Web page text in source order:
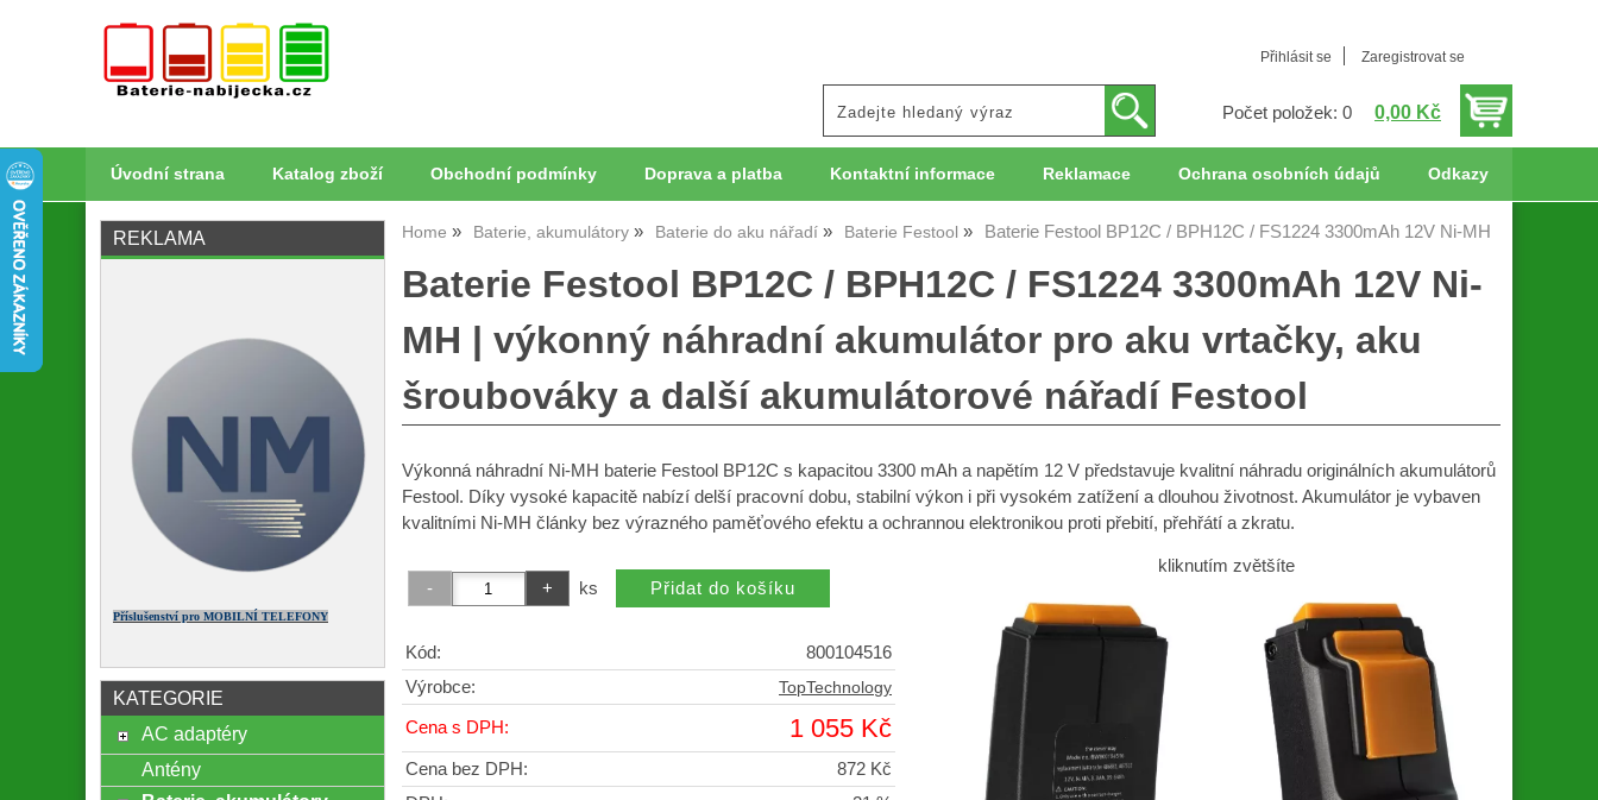
Přihlásit se Zaregistrovat se
Počet položek: 0 0,00 Kč
Úvodní strana Katalog zboží Obchodní podmínky Doprava a platba Kontaktní informace Reklamace Ochrana osobních údajů Odkazy
Home Baterie, akumulátory Baterie do aku nářadí Baterie Festool Baterie Festool BP12C / BPH12C / FS1224 3300mAh 12V Ni-MH
Baterie Festool BP12C / BPH12C / FS1224 3300mAh 12V Ni-
MH | výkonný náhradní akumulátor pro aku vrtačky, aku
šroubováky a další akumulátorové nářadí Festool
Výkonná náhradní Ni-MH baterie Festool BP12C s kapacitou 3300 mAh a napětím 12 V představuje kvalitní náhradu originálních akumulátorů
Festool. Díky vysoké kapacitě nabízí delší pracovní dobu, stabilní výkon i při vysokém zatížení a dlouhou životnost. Akumulátor je vybaven
kvalitními Ni-MH články bez výrazného paměťového efektu a ochrannou elektronikou proti přebití, přehřátí a zkratu.
kliknutím zvětšíte
ks
Kód:
800104516
Výrobce:
TopTechnology
Cena s DPH: 1 055 Kč
Cena bez DPH:
872 Kč
REKLAMA
Příslušenství pro MOBILNÍ TELEFONY
KATEGORIE
AC adaptéry
Antény